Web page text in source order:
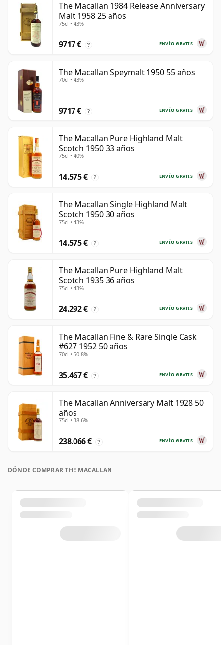
The Macallan 1984 Release Anniversary
Malt 1958 25 años
75cl • 43%
ENVÍO GRATIS
9717 € ?
The Macallan Speymalt 1950 55 años
70cl • 43%
ENVÍO GRATIS
9717 € ?
The Macallan Pure Highland Malt
Scotch 1950 33 años
75cl • 40%
ENVÍO GRATIS
14.575 € ?
The Macallan Single Highland Malt
Scotch 1950 30 años
75cl • 43%
ENVÍO GRATIS
14.575 € ?
The Macallan Pure Highland Malt
Scotch 1935 36 años
75cl • 43%
ENVÍO GRATIS
24.292 € ?
The Macallan Fine & Rare Single Cask
#627 1952 50 años
70cl • 50.8%
ENVÍO GRATIS
35.467 € ?
The Macallan Anniversary Malt 1928 50
años
75cl • 38.6%
ENVÍO GRATIS
238.066 € ?
DÓNDE COMPRAR THE MACALLAN